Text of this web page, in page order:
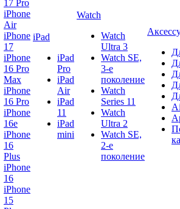
17 Pro
iPhone
Air
iPhone
17
iPhone
16 Pro
Max
iPhone
16 Pro
iPhone
16e
iPhone
16
Plus
iPhone
16
iPhone
15
iPad
iPad
Pro
iPad
Air
iPad
11
iPad
mini
Watch
Watch
Ultra 3
Watch SE,
3-е
поколение
Watch
Series 11
Watch
Ultra 2
Watch SE,
2-е
поколение